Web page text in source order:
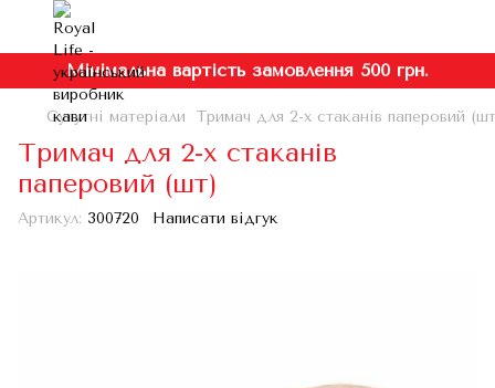
Мінімальна вартість замовлення 500 грн.
Супутні матеріали Тримач для 2-х стаканів паперовий
Тримач для 2-х стаканів
паперовий (шт)
Артикул: 300720 Написати відгук